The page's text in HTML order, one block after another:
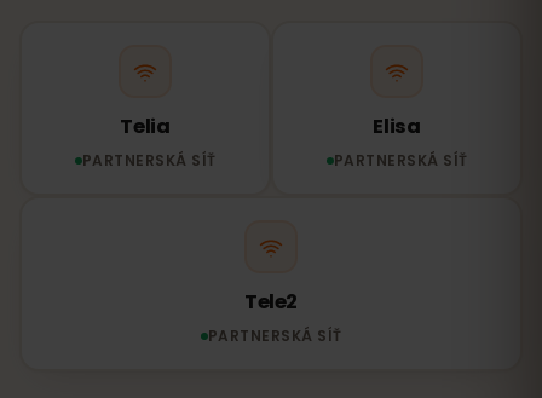
Telia
PARTNERSKÁ SÍŤ
Elisa
PARTNERSKÁ SÍŤ
Tele2
PARTNERSKÁ SÍŤ